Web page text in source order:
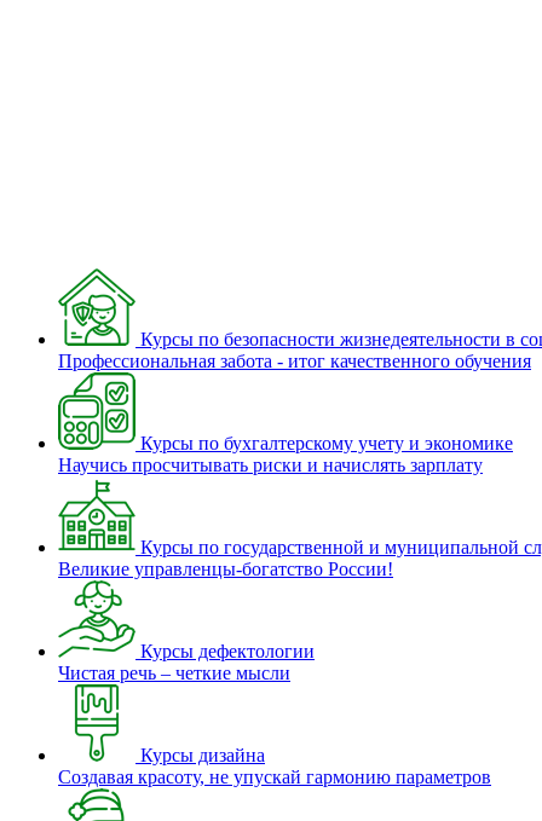
Курсы по безопасности жизнедеятельности в
Профессиональная забота - итог качественного обучения
Курсы по бухгалтерскому учету и экономике
Научись просчитывать риски и начислять зарплату
Курсы по государственной и муниципальной
Великие управленцы-богатство России!
Курсы дефектологии
Чистая речь – четкие мысли
Курсы дизайна
Создавая красоту, не упускай гармонию параметров